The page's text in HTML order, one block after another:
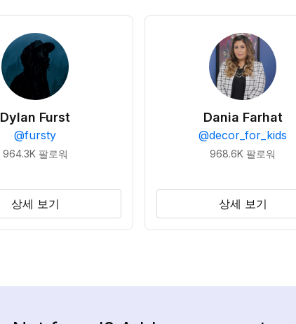
Dylan Furst
@fursty
964.3K 팔로워
상세 보기
Dania Farhat
@decor_for_kids
968.6K 팔로워
상세 보기